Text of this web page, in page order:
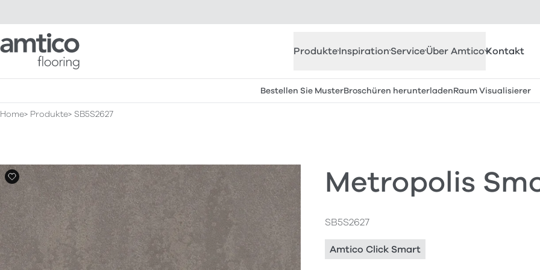
Amtico Flooring
ProdukteInspirationServiceÜber AmticoKontakt
Bestellen Sie MusterBroschüren herunterladenRaum Visualisierer
Home Produkte SB5S2627
Metropolis
SB5S2627
Amtico Click Smart